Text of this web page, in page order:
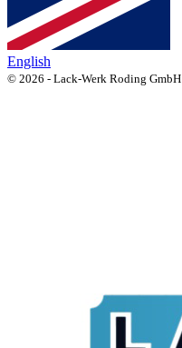
English
© 2026 - Lack-Werk Roding GmbH